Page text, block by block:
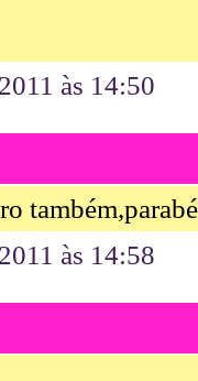
às 14:50
às 14:58